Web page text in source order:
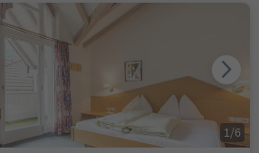
1/6